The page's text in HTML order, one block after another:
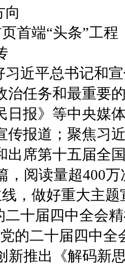
向
首端“头条”工
习近平总书记和
治任务和最重要
日报》等中央媒
传报道；聚焦习
出席第十五届全
，阅读量超400万
，做好重大主题
二十届四中全会
的二十届四中
新推出《解码新